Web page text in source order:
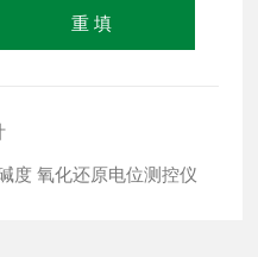
度 氧化还原电位测控仪